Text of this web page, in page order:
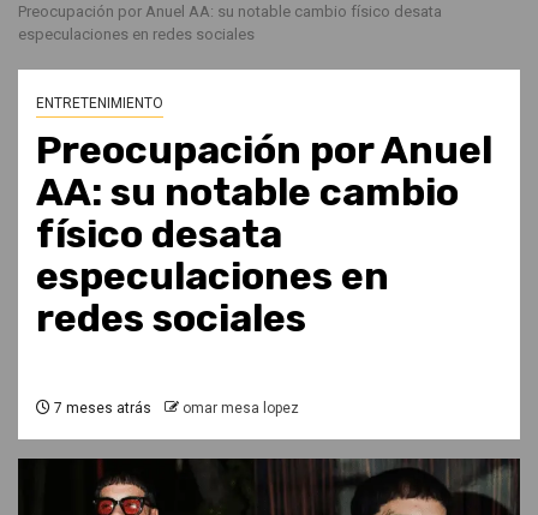
Preocupación por Anuel AA: su notable cambio físico desata
especulaciones en redes sociales
ENTRETENIMIENTO
Preocupación por Anuel
AA: su notable cambio
físico desata
especulaciones en
redes sociales
7 meses atrás omar mesa lopez